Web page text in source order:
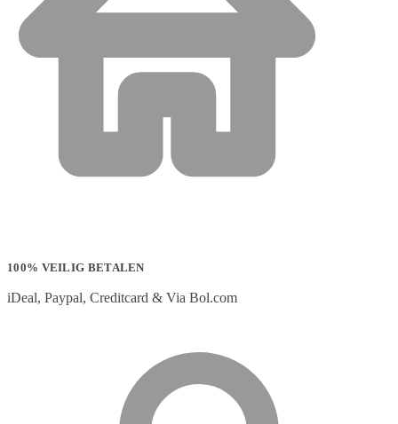
100% VEILIG BETALEN
iDeal, Paypal, Creditcard & Via Bol.com